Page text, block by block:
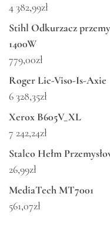
4 382,99zł
Stihl Odkurzacz
1400W
779,00zł
Roger Lic-Viso-Is-Axie
6 328,35zł
Xerox B605V_XL
7 242,24zł
Stalco Hełm
26,99zł
MediaTech MT7001
561,07zł